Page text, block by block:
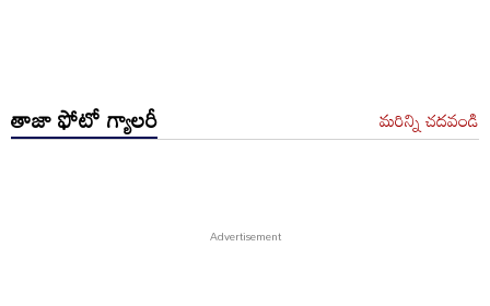
తాజా ఫోటో గ్యాలరీ మరిన్ని చదవండి